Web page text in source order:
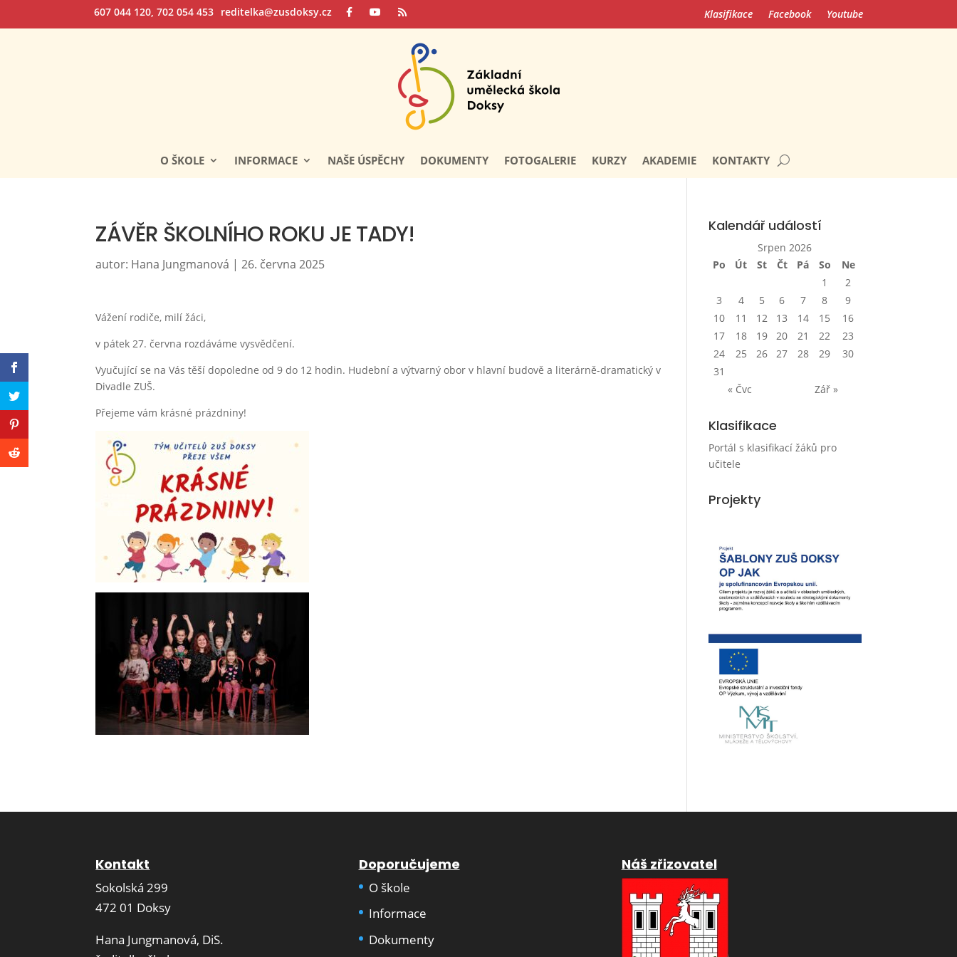
607 044 120, 702 054 453 reditelka@zusdoksy.cz Klasifikace Facebook Youtube
O ŠKOLE INFORMACE NAŠE ÚSPĚCHY DOKUMENTY FOTOGALERIE KURZY AKADEMIE KONTAKTY
ZÁVĚR ŠKOLNÍHO ROKU JE TADY!
autor: Hana Jungmanová |26. června 2025
Vážení rodiče, milí žáci,
v pátek 27. června rozdáváme vysvědčení.
Vyučující se na Vás těší dopoledne od 9 do 12 hodin. Hudební a výtvarný obor v hlavní budově a literárně-dramatický v
Divadle ZUŠ.
Přejeme vám krásné prázdniny!
Kalendář událostí
Srpen 2026
Po
Út St Čt Pá So
Ne
1
2
3
4 5 6 7 8
9
10
11 12 13 14 15
16
17
18 19 20 21 22
23
24
25 26 27 28 29
30
31
« Čvc
Zář »
Klasifikace
Portál s klasifikací žáků pro
učitele
Projekty
Kontakt
Sokolská 299
472 01 Doksy
Hana Jungmanová, DiS.
Doporučujeme
O škole
Informace
Dokumenty
Náš zřizovatel